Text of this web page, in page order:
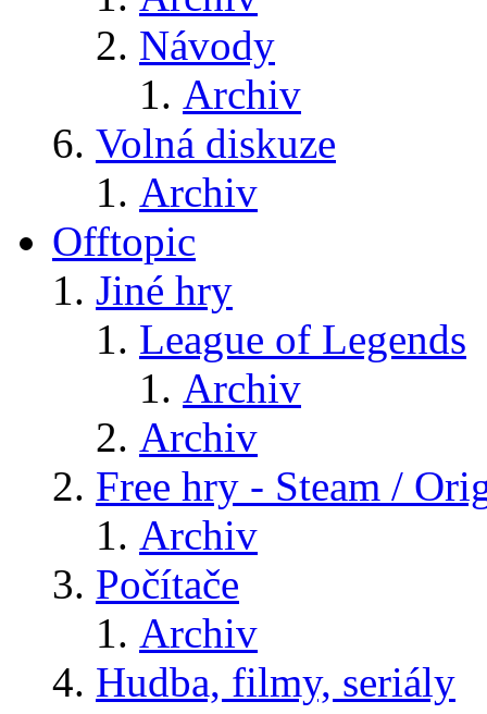
Návody
Archiv
Volná diskuze
Archiv
Offtopic
Jiné hry
League of Legends
Archiv
Archiv
Free hry - Steam /
Archiv
Počítače
Archiv
Hudba, filmy, seriály